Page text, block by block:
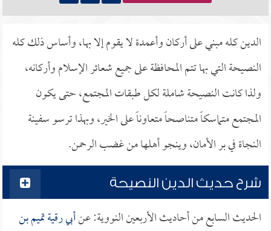
الدين كله مبني على أركان وأعمدة لا يقوم إلا بها، وأساس ذلك كله
النصيحة التي بها تتم المحافظة على جميع شعائر الإسلام وأركانه،
ولذا كانت النصيحة شاملة لكل طبقات المجتمع، حتى يكون
المجتمع متماسكاً متناصحاً متعاوناً على الخير، وبهذا ترسو سفينة
النجاة في بر الأمان، وينجو أهلها من غضب الرحمن.
شرح حديث الدين النصيحة
الحديث السابع من أحاديث الأربعين النووية: عنأبي رقية تميم بن